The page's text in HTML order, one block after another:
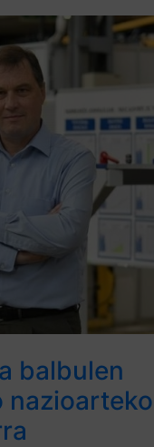
balbulen
nazioarteko